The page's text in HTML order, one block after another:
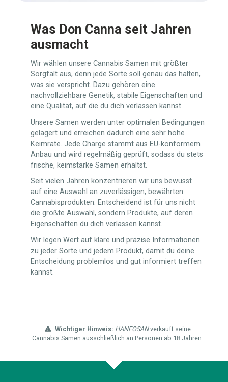
Was Don Canna seit Jahren
ausmacht
Wir wählen unsere Cannabis Samen mit größter
Sorgfalt aus, denn jede Sorte soll genau das halten,
was sie verspricht. Dazu gehören eine
nachvollziehbare Genetik, stabile Eigenschaften und
eine Qualität, auf die du dich verlassen kannst.
Unsere Samen werden unter optimalen Bedingungen
gelagert und erreichen dadurch eine sehr hohe
Keimrate. Jede Charge stammt aus EU-konformem
Anbau und wird regelmäßig geprüft, sodass du stets
frische, keimstarke Samen erhältst.
Seit vielen Jahren konzentrieren wir uns bewusst
auf eine Auswahl an zuverlässigen, bewährten
Cannabisprodukten. Entscheidend ist für uns nicht
die größte Auswahl, sondern Produkte, auf deren
Eigenschaften du dich verlassen kannst.
Wir legen Wert auf klare und präzise Informationen
zu jeder Sorte und jedem Produkt, damit du deine
Entscheidung problemlos und gut informiert treffen
kannst.
Wichtiger Hinweis: HANFOSANverkauft seine
Cannabis Samen ausschließlich an Personen ab 18 Jahren.